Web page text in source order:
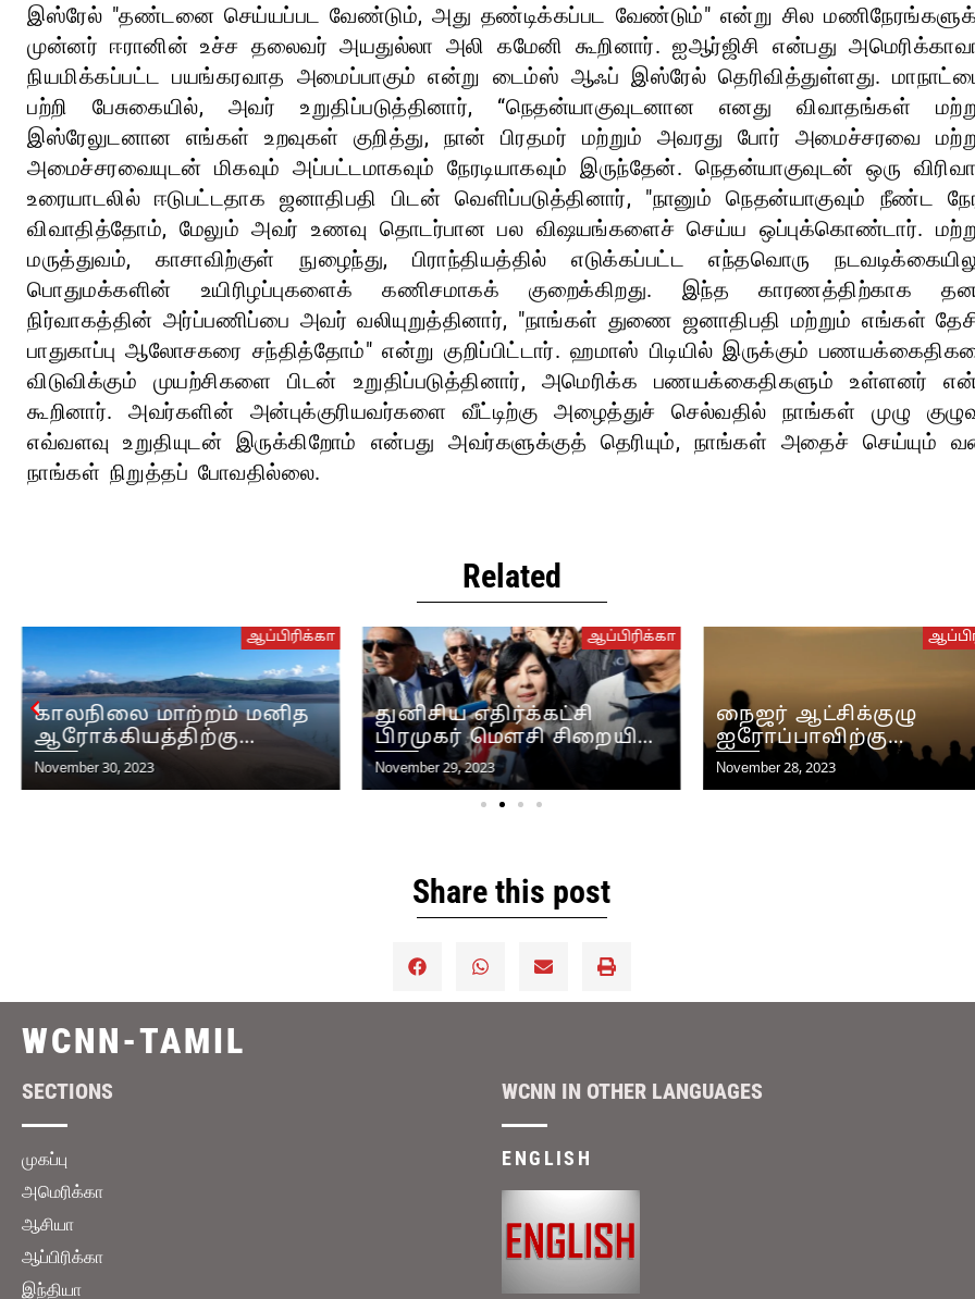
இஸ்ரேல் "தண்டனை செய்யப்பட வேண்டும், அது தண்டிக்கப்பட வேண்டும்" என்று சில
முன்னர் ஈரானின் உச்ச தலைவர் அயதுல்லா அலி கமேனி கூறினார். ஐஆர்ஜிசி என்பது
நியமிக்கப்பட்ட பயங்கரவாத அமைப்பாகும் என்று டைம்ஸ் ஆஃப் இஸ்ரேல் தெரிவித்துள்ளது.
பற்றி பேசுகையில், அவர் உறுதிப்படுத்தினார், “நெதன்யாகுவுடனான எனது விவாதங்கள்
இஸ்ரேலுடனான எங்கள் உறவுகள் குறித்து, நான் பிரதமர் மற்றும் அவரது போர் அமைச்சரவை
அமைச்சரவையுடன் மிகவும் அப்பட்டமாகவும் நேரடியாகவும் இருந்தேன். நெதன்யாகுவுடன் ஒரு
உரையாடலில் ஈடுபட்டதாக ஜனாதிபதி பிடன் வெளிப்படுத்தினார், "நானும் நெதன்யாகுவும் நீண்ட
விவாதித்தோம், மேலும் அவர் உணவு தொடர்பான பல விஷயங்களைச் செய்ய ஒப்புக்கொண்டார்.
மருத்துவம், காசாவிற்குள் நுழைந்து, பிராந்தியத்தில் எடுக்கப்பட்ட எந்தவொரு
பொதுமக்களின் உயிரிழப்புகளைக் கணிசமாகக் குறைக்கிறது. இந்த காரணத்திற்காக
நிர்வாகத்தின் அர்ப்பணிப்பை அவர் வலியுறுத்தினார், "நாங்கள் துணை ஜனாதிபதி மற்றும் எங்கள்
பாதுகாப்பு ஆலோசகரை சந்தித்தோம்" என்று குறிப்பிட்டார். ஹமாஸ் பிடியில் இருக்கும்
விடுவிக்கும் முயற்சிகளை பிடன் உறுதிப்படுத்தினார், அமெரிக்க பணயக்கைதிகளும் உள்ளனர்
கூறினார். அவர்களின் அன்புக்குரியவர்களை வீட்டிற்கு அழைத்துச் செல்வதில் நாங்கள் முழு
எவ்வளவு உறுதியுடன் இருக்கிறோம் என்பது அவர்களுக்குத் தெரியும், நாங்கள் அதைச் செய்யும்
நாங்கள் நிறுத்தப் போவதில்லை.
Related
ஆப்பிரிக்கா
காலநிலை மாற்றம் மனித
ஆரோக்கியத்திற்கு
மிகப்பெரிய ஆபத்து என்று
ஆப்பிரிக்காவின் பொது
November 30, 2023
ஆப்பிரிக்கா
துனிசிய எதிர்க்கட்சி
பிரமுகர் மௌசி சிறையில்
உண்ணாவிரதப்
போராட்டத்தை
தொடங்கினார்
November 29, 2023
நைஜர் ஆட்சிக்குழு
ஐரோப்பாவிற்கு
இடம்பெயர்வதை
மெதுவாக்கும் நோக்கில்
November 28, 2023
Share this post
WCNN-TAMIL
SECTIONS
முகப்பு
அமெரிக்கா
ஆசியா
ஆப்பிரிக்கா
இந்தியா
WCNN IN OTHER LANGUAGES
ENGLISH